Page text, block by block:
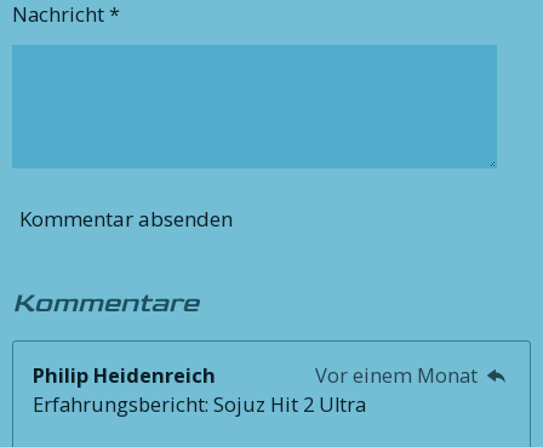
Nachricht *
Kommentar absenden
Kommentare
Philip Heidenreich
Vor einem Monat
Erfahrungsbericht: Sojuz Hit 2 Ultra